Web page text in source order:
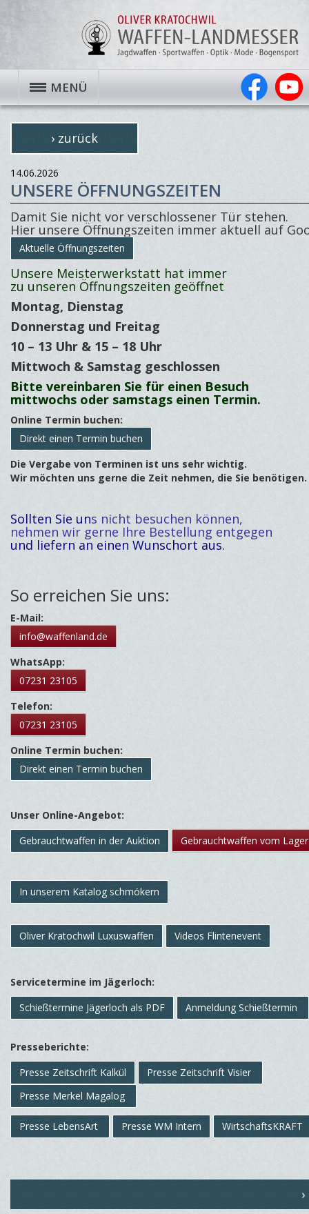
MENÜ
› zurück
14.06.2026
UNSERE ÖFFNUNGSZEITEN
Damit Sie nicht vor verschlossener Tür stehen.
Hier unsere Öffnungszeiten immer aktuell auf
Aktuelle Öffnungszeiten
Unsere Meisterwerkstatt hat immer
zu unseren Öffnungszeiten geöffnet
Montag, Dienstag
Donnerstag und Freitag
10 – 13 Uhr & 15 – 18 Uhr
Mittwoch & Samstag geschlossen
Bitte vereinbaren Sie für einen Besuch
mittwochs oder samstags einen Termin.
Online Termin buchen:
Direkt einen Termin buchen
Die Vergabe von Terminen ist uns sehr wichtig.
Wir möchten uns gerne die Zeit nehmen, die Sie benötigen.
Sollten Sie uns nicht besuchen können,
nehmen wir gerne Ihre Bestellung entgegen
und liefern an einen Wunschort aus.
So erreichen Sie uns:
E-Mail:
info@waffenland.de
WhatsApp:
07231 23105
Telefon:
07231 23105
Online Termin buchen:
Direkt einen Termin buchen
Unser Online-Angebot:
Gebrauchtwaffen in der Auktion
Gebrauchtwaffen vom Lager
In unserem Katalog schmökern
Oliver Kratochwil Luxuswaffen Videos Flintenevent
Servicetermine im Jägerloch:
Schießtermine Jägerloch als PDF
Anmeldung Schießtermin
Presseberichte:
Presse Zeitschrift Kalkül
Presse Zeitschrift Visier
Presse Merkel Magalog
Presse LebensArt Presse WM Intern WirtschaftsKRAFT